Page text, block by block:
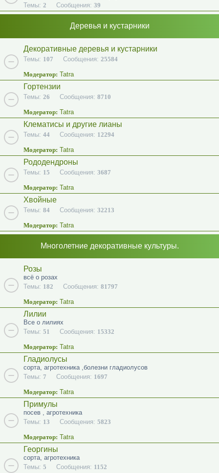
Темы: 2 Сообщения: 39
Деревья и кустарники
Декоративные деревья и кустарники
Темы: 107 Сообщения: 25584
Модератор: Tatra
Гортензии
Темы: 26 Сообщения: 8710
Модератор: Tatra
Клематисы и другие лианы
Темы: 44 Сообщения: 12294
Модератор: Tatra
Рододендроны
Темы: 15 Сообщения: 3687
Модератор: Tatra
Хвойные
Темы: 84 Сообщения: 32213
Модератор: Tatra
Многолетние декоративные культуры.
Розы
всё о розах
Темы: 182 Сообщения: 81797
Модератор: Tatra
Лилии
Все о лилиях
Темы: 51 Сообщения: 15332
Модератор: Tatra
Гладиолусы
сорта, агротехника ,болезни гладиолусов
Темы: 7 Сообщения: 1697
Модератор: Tatra
Примулы
посев , агротехника
Темы: 13 Сообщения: 5823
Модератор: Tatra
Георгины
сорта, агротехника
Темы: 5 Сообщения: 1152